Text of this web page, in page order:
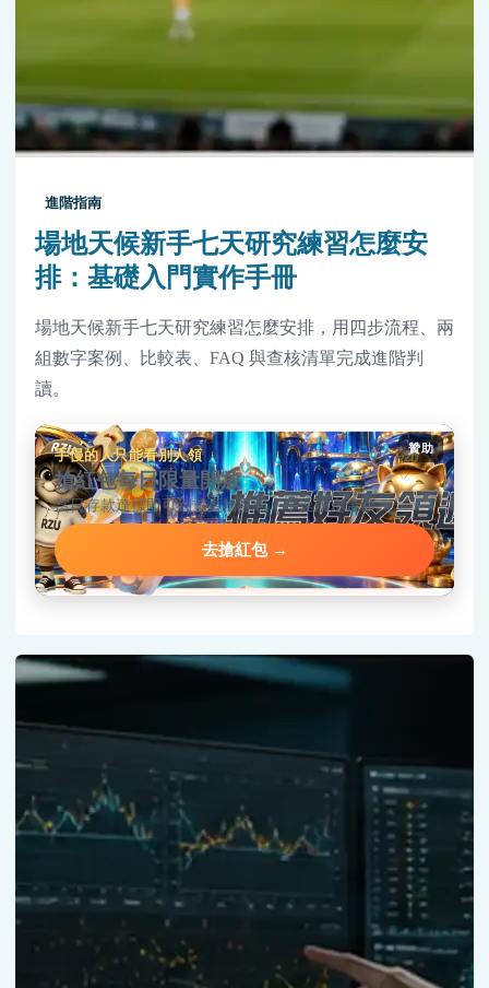
進階指南
場地天候新手七天研究練習怎麼安
排：基礎入門實作手冊
場地天候新手七天研究練習怎麼安排，用四步流程、兩
組數字案例、比較表、FAQ 與查核清單完成進階判
讀。
贊助
手慢的人只能看別人領
搶紅包每日限量開放
當日存款達標即可到首頁搶紅包，手速決定金額。
去搶紅包 →